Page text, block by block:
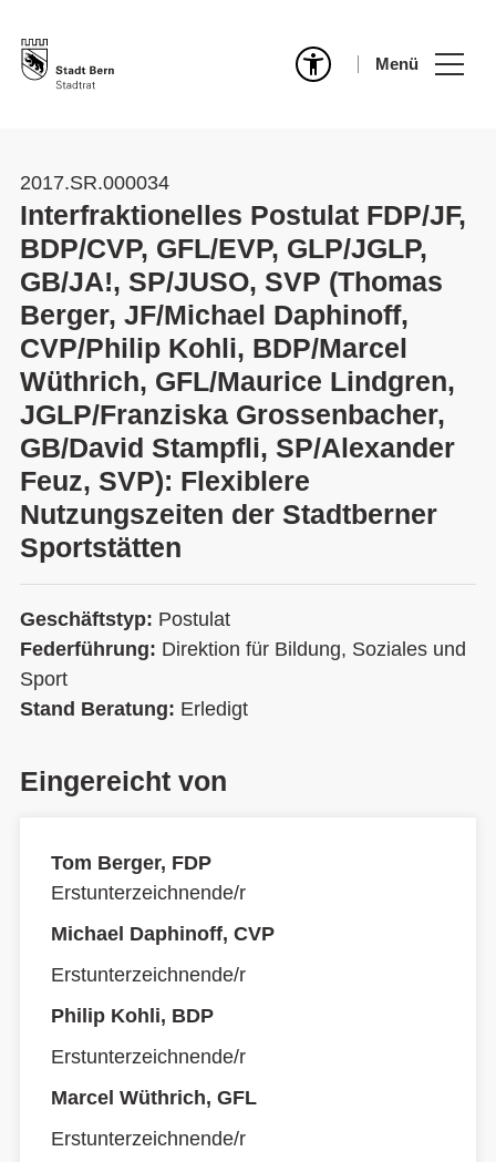
Menü
2017.SR.000034
Interfraktionelles Postulat FDP/JF,
BDP/CVP, GFL/EVP, GLP/JGLP,
GB/JA!, SP/JUSO, SVP (Thomas
Berger, JF/Michael Daphinoff,
CVP/Philip Kohli, BDP/Marcel
Wüthrich, GFL/Maurice Lindgren,
JGLP/Franziska Grossenbacher,
GB/David Stampfli, SP/Alexander
Feuz, SVP): Flexiblere
Nutzungszeiten der Stadtberner
Sportstätten
Geschäftstyp: Postulat
Federführung: Direktion für Bildung, Soziales und
Sport
Stand Beratung: Erledigt
Eingereicht von
Tom Berger, FDP
Erstunterzeichnende/r
Michael Daphinoff, CVP
Erstunterzeichnende/r
Philip Kohli, BDP
Erstunterzeichnende/r
Marcel Wüthrich, GFL
Erstunterzeichnende/r